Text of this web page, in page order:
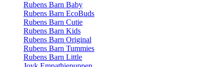
Rubens Barn Baby
Rubens Barn EcoBuds
Rubens Barn Cutie
Rubens Barn Kids
Rubens Barn Original
Rubens Barn Tummies
Rubens Barn Little